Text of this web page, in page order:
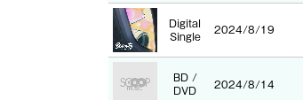
Digital
Single
2024/8/19
BD /
DVD
2024/8/14